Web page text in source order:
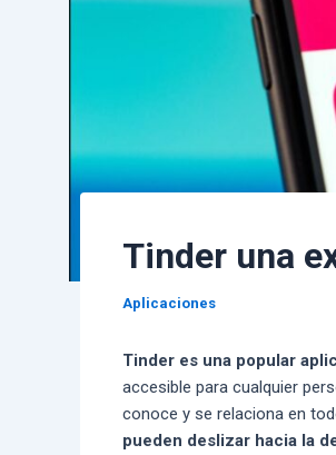
Tinder una
Aplicaciones
Tinder es una popular
accesible para cualquier
conoce y se relaciona en
pueden deslizar hacia la